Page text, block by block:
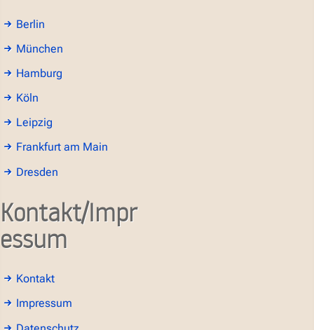
Berlin
München
Hamburg
Köln
Leipzig
Frankfurt am Main
Dresden
Kontakt/Impr
essum
Kontakt
Impressum